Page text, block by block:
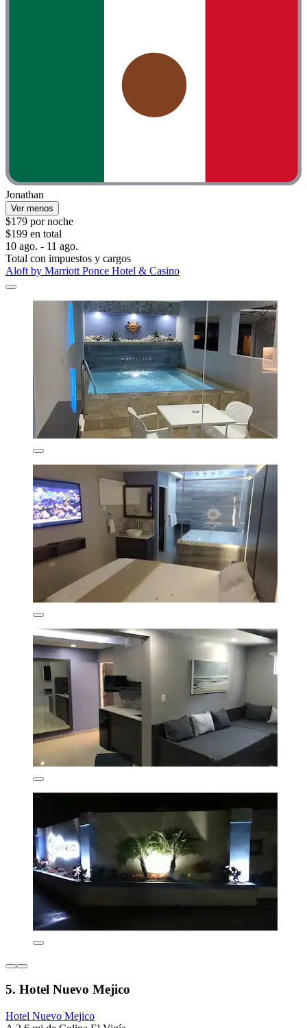
Jonathan
Ver menos
$179 por noche
$199 en total
10 ago. - 11 ago.
Total con impuestos y cargos
Aloft by Marriott Ponce Hotel & Casino
5. Hotel Nuevo Mejico
Hotel Nuevo Mejico